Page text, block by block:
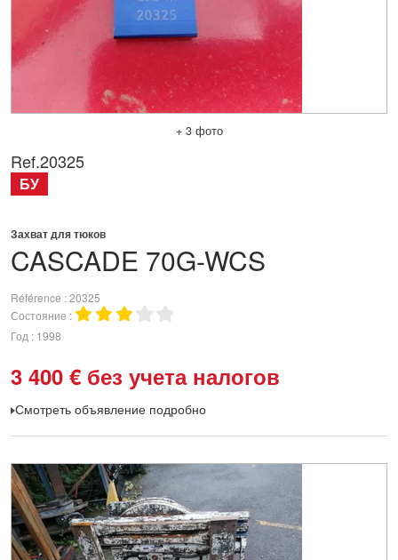
+ 3 фото
CASCADE 70G-WCS
Захват для тюков
Référence 20325
Состояние
Год
1998
3 400 € без учета налогов
Смотреть объявление подробно
Ref.20325
БУ